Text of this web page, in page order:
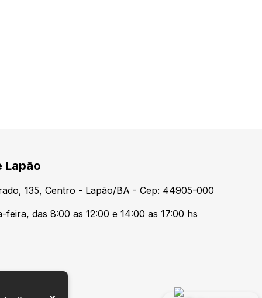
Lapão
135, Centro - Lapão/BA - Cep: 44905-000
das 8:00 as 12:00 e 14:00 as 17:00 hs